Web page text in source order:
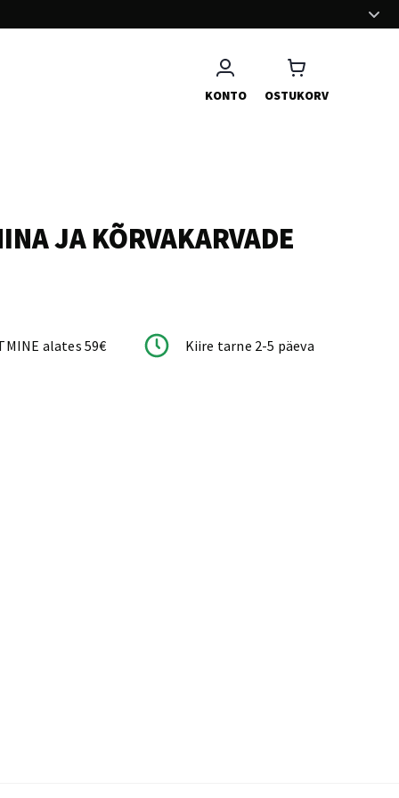
Oleme teinud kõik selleks, et pakkuda teile meeldivat ja
KONTO OSTUKORV
JA KÕRVAKARVADE
alates 59€ Kiire tarne 2-5 päeva